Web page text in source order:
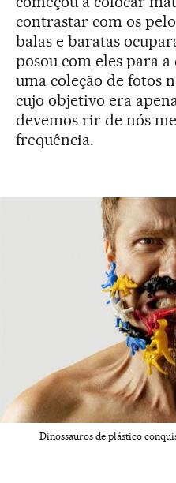
contrastar com os
balas e baratas
posou com eles para
uma coleção de fotos
cujo objetivo era
devemos rir de nós
frequência.
Dinossauros de plástico